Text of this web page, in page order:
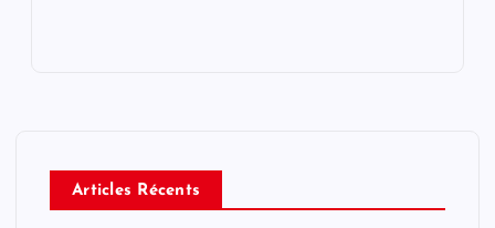
Articles Récents